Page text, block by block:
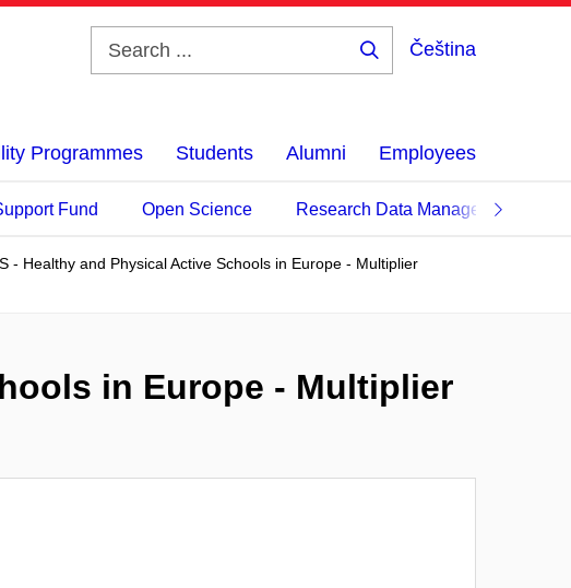
Čeština
Programmes Students Alumni Employees
Fund Open Science Research Data Management
- Healthy and Physical Active Schools in Europe - Multiplier
in Europe - Multiplier